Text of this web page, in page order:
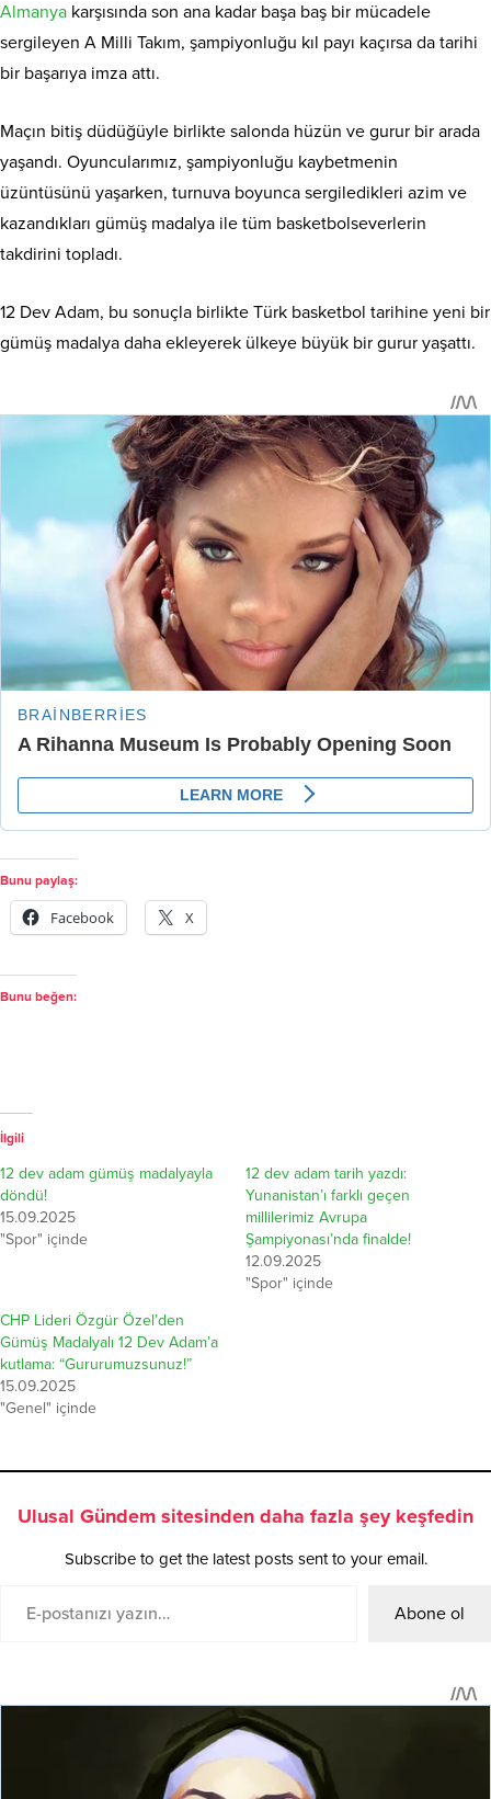
Almanya karşısında son ana kadar başa baş bir mücadele
sergileyen A Milli Takım, şampiyonluğu kıl payı kaçırsa da tarihi
bir başarıya imza attı.
Maçın bitiş düdüğüyle birlikte salonda hüzün ve gurur bir arada
yaşandı. Oyuncularımız, şampiyonluğu kaybetmenin
üzüntüsünü yaşarken, turnuva boyunca sergiledikleri azim ve
kazandıkları gümüş madalya ile tüm basketbolseverlerin
takdirini topladı.
12 Dev Adam, bu sonuçla birlikte Türk basketbol tarihine yeni bir
gümüş madalya daha ekleyerek ülkeye büyük bir gurur yaşattı.
Bunu paylaş:
Facebook X
Bunu beğen:
İlgili
12 dev adam gümüş madalyayla
döndü!
15.09.2025
"Spor" içinde
12 dev adam tarih yazdı:
Yunanistan’ı farklı geçen
millilerimiz Avrupa
Şampiyonası’nda finalde!
12.09.2025
"Spor" içinde
CHP Lideri Özgür Özel’den
Gümüş Madalyalı 12 Dev Adam’a
kutlama: “Gururumuzsunuz!”
15.09.2025
"Genel" içinde
Ulusal Gündem sitesinden daha fazla şey keşfedin
Subscribe to get the latest posts sent to your email.
Abone ol